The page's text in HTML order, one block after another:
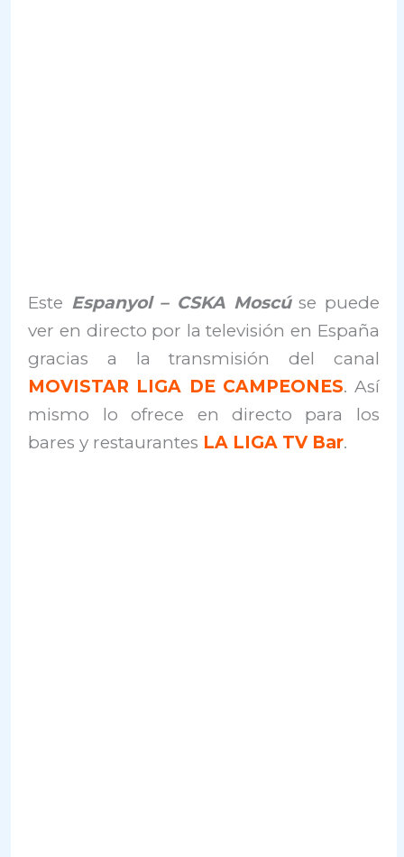
Este Espanyol – CSKA Moscúse puede
ver en directo por la televisión en España
gracias a la transmisión del canal
MOVISTAR LIGA DE CAMPEONES. Así
mismo lo ofrece en directo para los
bares y restaurantes LA LIGA TV Bar.